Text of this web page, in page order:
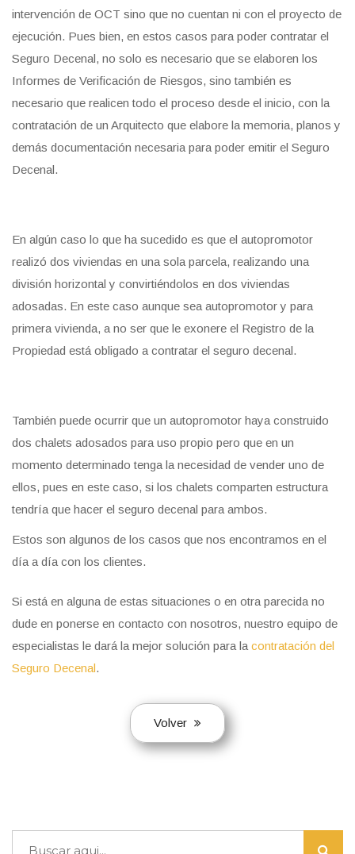
intervención de OCT sino que no cuentan ni con el proyecto de
ejecución. Pues bien, en estos casos para poder contratar el
Seguro Decenal, no solo es necesario que se elaboren los
Informes de Verificación de Riesgos, sino también es
necesario que realicen todo el proceso desde el inicio, con la
contratación de un Arquitecto que elabore la memoria, planos y
demás documentación necesaria para poder emitir el Seguro
Decenal.
En algún caso lo que ha sucedido es que el autopromotor
realizó dos viviendas en una sola parcela, realizando una
división horizontal y convirtiéndolos en dos viviendas
adosadas. En este caso aunque sea autopromotor y para
primera vivienda, a no ser que le exonere el Registro de la
Propiedad está obligado a contratar el seguro decenal.
También puede ocurrir que un autopromotor haya construido
dos chalets adosados para uso propio pero que en un
momento determinado tenga la necesidad de vender uno de
ellos, pues en este caso, si los chalets comparten estructura
tendría que hacer el seguro decenal para ambos.
Estos son algunos de los casos que nos encontramos en el
día a día con los clientes.
Si está en alguna de estas situaciones o en otra parecida no
dude en ponerse en contacto con nosotros, nuestro equipo de
especialistas le dará la mejor solución para la contratación del
Seguro Decenal.
Volver